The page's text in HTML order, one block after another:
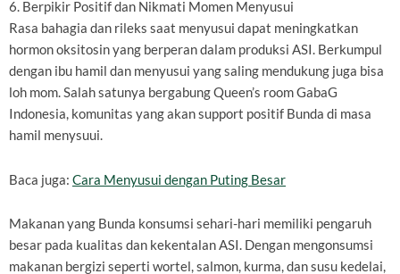
6. Berpikir Positif dan Nikmati Momen Menyusui
Rasa bahagia dan rileks saat menyusui dapat meningkatkan
hormon oksitosin yang berperan dalam produksi ASI. Berkumpul
dengan ibu hamil dan menyusui yang saling mendukung juga bisa
loh mom. Salah satunya bergabung Queen’s room GabaG
Indonesia, komunitas yang akan support positif Bunda di masa
hamil menysuui.
Baca juga: Cara Menyusui dengan Puting Besar
Makanan yang Bunda konsumsi sehari-hari memiliki pengaruh
besar pada kualitas dan kekentalan ASI. Dengan mengonsumsi
makanan bergizi seperti wortel, salmon, kurma, dan susu kedelai,